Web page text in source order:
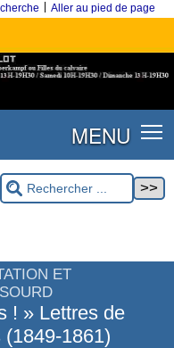
Aller au pied de page
MENU
ET
! » Lettres de
1861)